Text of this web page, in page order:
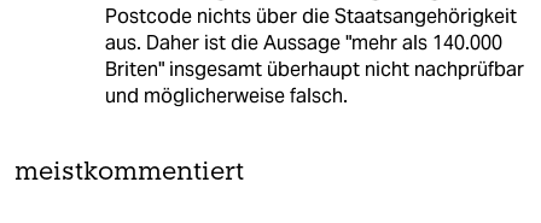
Postcode nichts über die Staatsangehörigkeit
aus. Daher ist die Aussage "mehr als 140.000
Briten" insgesamt überhaupt nicht nachprüfbar
und möglicherweise falsch.
meistkommentiert